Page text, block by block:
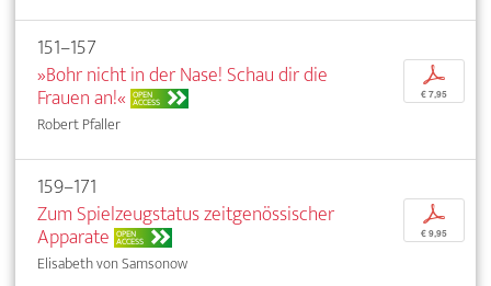
151–157
»Bohr nicht in der Nase! Schau dir die
Frauen an!« OPEN
ACCESS
Robert Pfaller
p
€ 7,95
159–171
Zum Spielzeugstatus zeitgenössischer
Apparate OPEN
ACCESS
Elisabeth von Samsonow
p
€ 9,95